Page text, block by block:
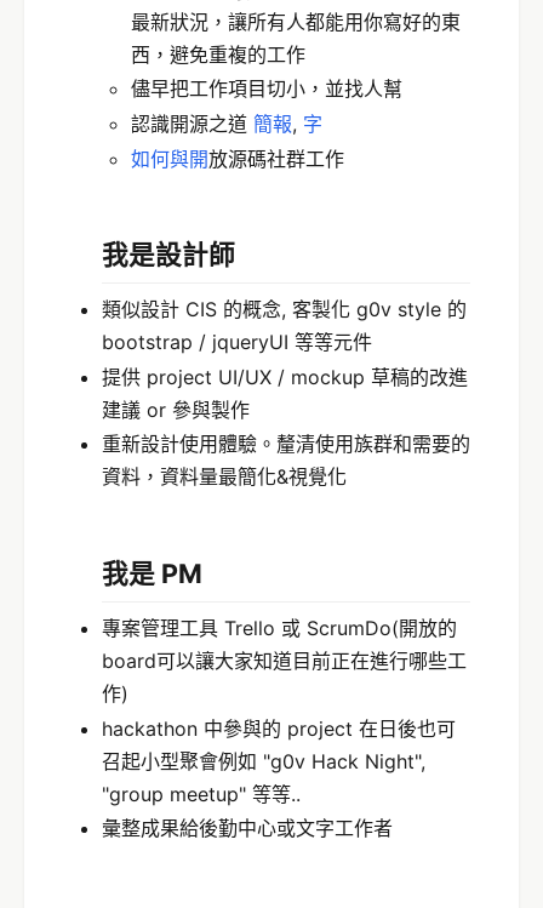
最新狀況，讓所有人都能用你寫好的東
西，避免重複的工作
儘早把工作項目切小，並找人幫
認識開源之道 簡報, 字
如何與開放源碼社群工作
我是設計師
類似設計 CIS 的概念, 客製化 g0v style 的
bootstrap / jqueryUI 等等元件
提供 project UI/UX / mockup 草稿的改進
建議 or 參與製作
重新設計使用體驗。釐清使用族群和需要的
資料，資料量最簡化&視覺化
我是 PM
專案管理工具 Trello 或 ScrumDo(開放的
board可以讓大家知道目前正在進行哪些工
作)
hackathon 中參與的 project 在日後也可
召起小型聚會例如 "g0v Hack Night",
"group meetup" 等等..
彙整成果給後勤中心或文字工作者